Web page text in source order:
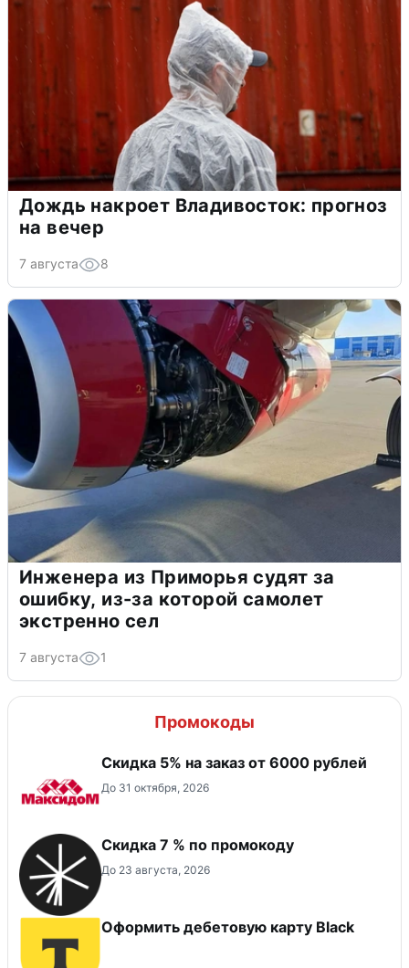
Дождь накроет Владивосток: прогноз
на вечер
7 августа 8
Инженера из Приморья судят за
ошибку, из-за которой самолет
экстренно сел
7 августа 1
Промокоды
Скидка 5% на заказ от 6000 рублей
До 31 октября, 2026
Скидка 7 % по промокоду
До 23 августа, 2026
Оформить дебетовую карту Black